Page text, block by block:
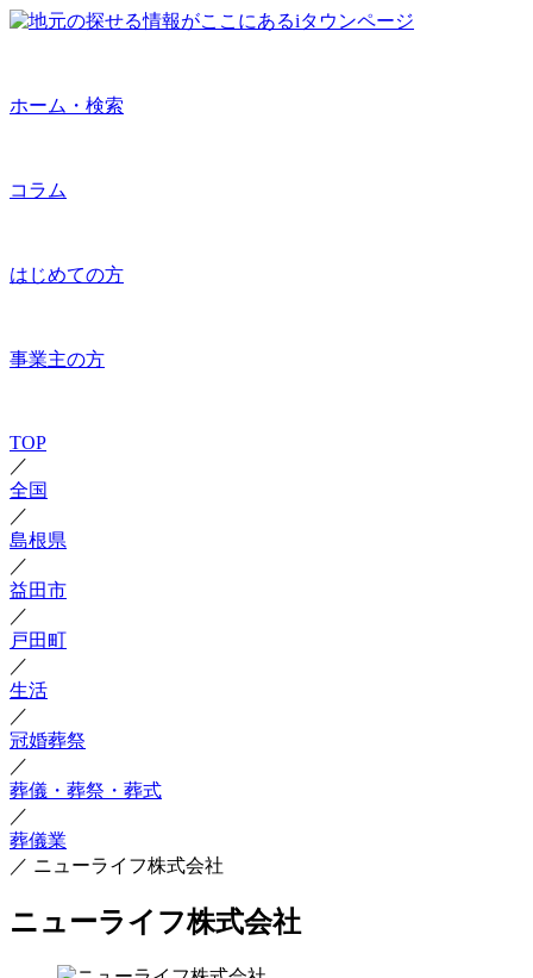
ホーム・検索
コラム
はじめての方
事業主の方
TOP
／
全国
／
島根県
／
益田市
／
戸田町
／
生活
／
冠婚葬祭
／
葬儀・葬祭・葬式
／
葬儀業
／ ニューライフ株式会社
ニューライフ株式会社